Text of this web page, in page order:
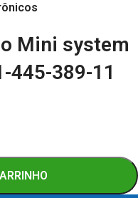
Mini system
445-389-11